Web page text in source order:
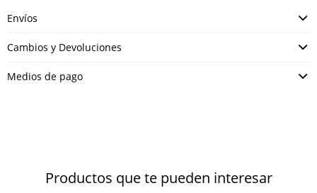
Envíos
Cambios y Devoluciones
Medios de pago
Productos que te pueden interesar